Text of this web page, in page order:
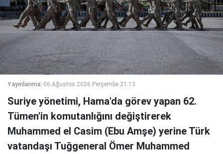
Yayınlanma: 06 Ağustos 2026 Perşembe 21:13
Suriye yönetimi, Hama'da görev yapan 62.
Tümen'in komutanlığını değiştirerek
Muhammed el Casim (Ebu Amşe) yerine Türk
vatandaşı Tuğgeneral Ömer Muhammed